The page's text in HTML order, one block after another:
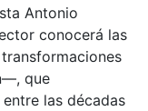
Antonio
conocerá las
que
las décadas